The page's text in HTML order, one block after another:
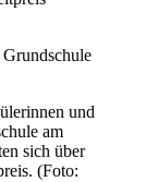
und
am
sich über
(Foto: